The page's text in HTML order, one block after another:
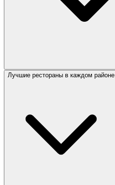
Лучшие рестораны в каждом районе